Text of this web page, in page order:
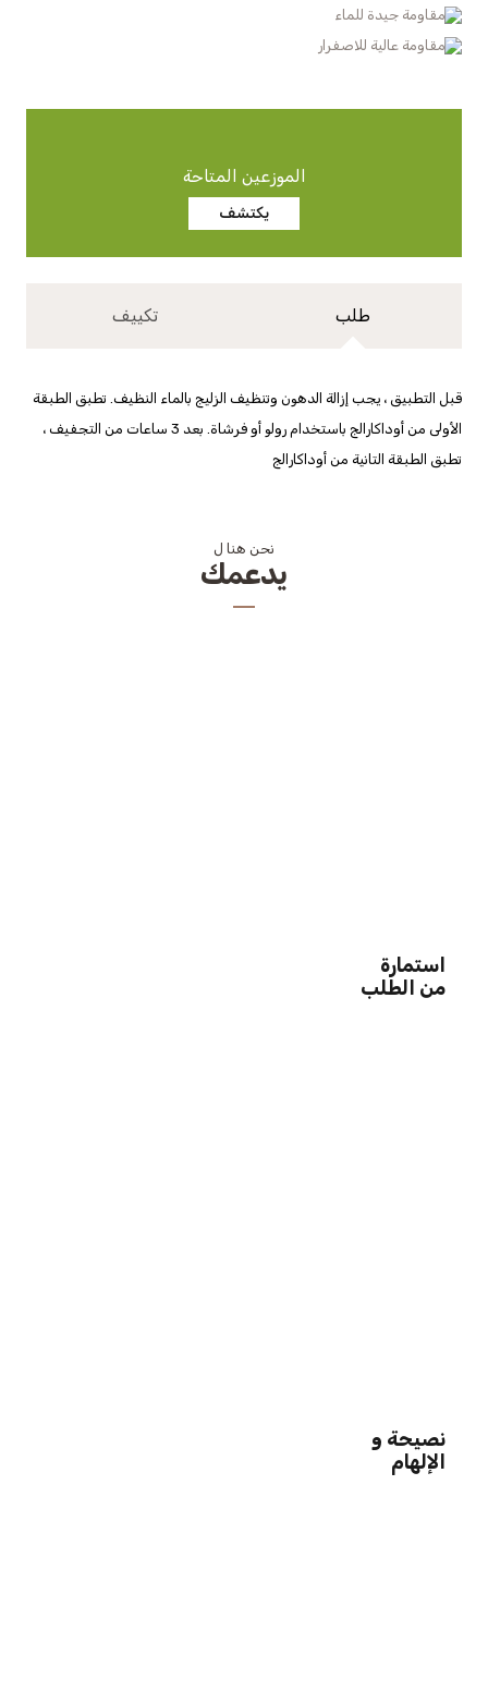
مقاومة جيدة للماء
مقاومة عالية للاصفرار
الموزعين المتاحة
يكتشف
طلب تكييف
قبل التطبيق ، يجب إزالة الدهون وتنظيف الزليج بالماء النظيف. تطبق الطبقة
الأولى من أوداكارالج باستخدام رولو أو فرشاة. بعد 3 ساعات من التجفيف ،
تطبق الطبقة التانية من أوداكارالج
نحن هنا ل
يدعمك
استمارة
من الطلب
نصيحة و
الإلهام